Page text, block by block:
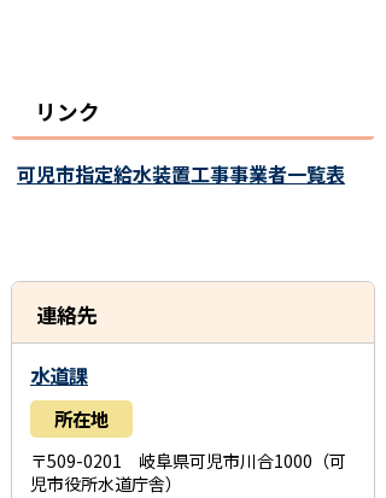
リンク
可児市指定給水装置工事事業者一覧表
連絡先
水道課
所在地
〒509-0201 岐阜県可児市川合1000（可
児市役所水道庁舎）